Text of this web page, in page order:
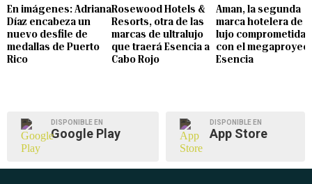
En imágenes: Adriana
Díaz encabeza un
nuevo desfile de
medallas de Puerto
Rico
Rosewood Hotels &
Resorts, otra de las
marcas de ultralujo
que traerá Esencia a
Cabo Rojo
Aman, la segunda
marca hotelera de
lujo comprometida
con el
Esencia
DISPONIBLE EN
Google Play
DISPONIBLE EN
App Store